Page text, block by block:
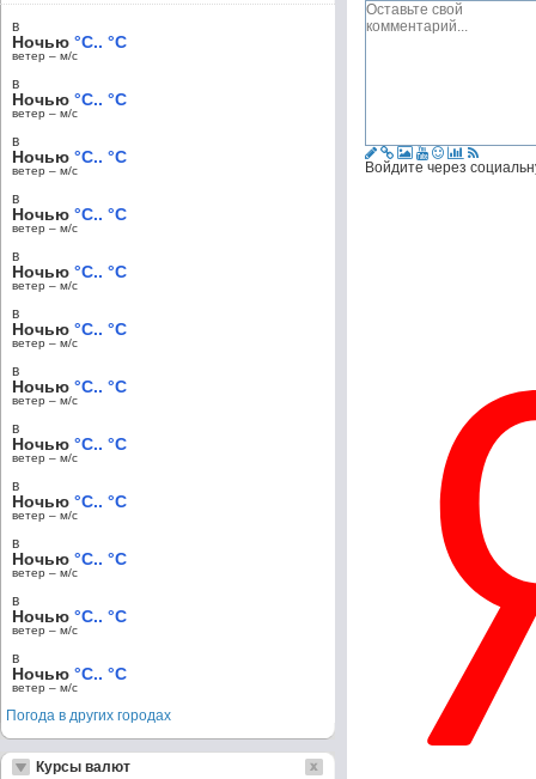
Войдите через
в
Ночью °C.. °C
ветер – м/c
в
Ночью °C.. °C
ветер – м/c
в
Ночью °C.. °C
ветер – м/c
в
Ночью °C.. °C
ветер – м/c
в
Ночью °C.. °C
ветер – м/c
в
Ночью °C.. °C
ветер – м/c
в
Ночью °C.. °C
ветер – м/c
в
Ночью °C.. °C
ветер – м/c
в
Ночью °C.. °C
ветер – м/c
в
Ночью °C.. °C
ветер – м/c
в
Ночью °C.. °C
ветер – м/c
в
Ночью °C.. °C
ветер – м/c
Погода в других городах
Курсы валют